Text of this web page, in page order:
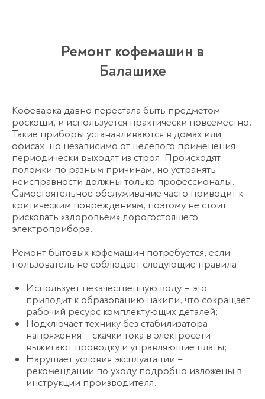
Ремонт кофемашин в
Балашихе
Кофеварка давно перестала быть предметом
роскоши, и используется практически повсеместно.
Такие приборы устанавливаются в домах или
офисах, но независимо от целевого применения,
периодически выходят из строя. Происходят
поломки по разным причинам, но устранять
неисправности должны только профессионалы.
Самостоятельное обслуживание часто приводит к
критическим повреждениям, поэтому не стоит
рисковать «здоровьем» дорогостоящего
электроприбора.
Ремонт бытовых кофемашин потребуется, если
пользователь не соблюдает следующие правила:
Использует некачественную воду – это
приводит к образованию накипи, что сокращает
рабочий ресурс комплектующих деталей;
Подключает технику без стабилизатора
напряжения – скачки тока в электросети
выжигают проводку и управляющие платы;
Нарушает условия эксплуатации –
рекомендации по уходу подробно изложены в
инструкции производителя.